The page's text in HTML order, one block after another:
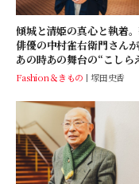
傾城と清姫の真心と執着
俳優の中村雀右衛門さんが
あの時あの舞台の“こしら
Fashion＆きもの 塚田史香